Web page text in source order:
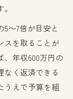
～7倍が目安と
スを取ることが
年収600万円の
なく返済できる
うえで予算を組